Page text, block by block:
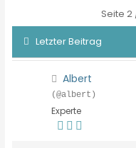
Seite 2
Letzter Beitrag
Albert
(@albert)
Experte